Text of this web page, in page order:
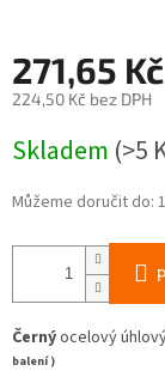
271,65 Kč
224,50 Kč bez DPH
cena:
Skladem (>5
Můžeme doručit do:
Černýocelový
balení )